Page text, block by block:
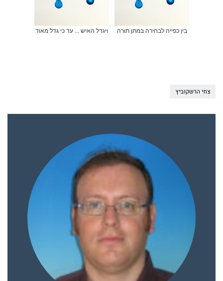
בין כפייה לבחירה במתן תורה ויגדל האיש ... עד כי גדל מאוד
צחי הרשקוביץ